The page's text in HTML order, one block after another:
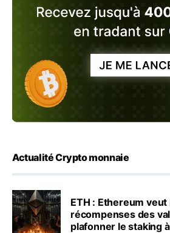
Actualité Crypto monnaie
ETH : Ethereum
récompenses des
plafonner le staking